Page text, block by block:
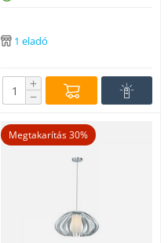
1 eladó
+
−
Megtakarítás 30%